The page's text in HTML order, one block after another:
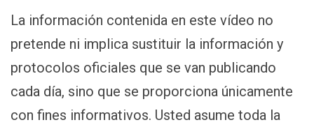
La información contenida en este vídeo no
pretende ni implica sustituir la información y
protocolos oficiales que se van publicando
cada día, sino que se proporciona únicamente
con fines informativos. Usted asume toda la